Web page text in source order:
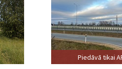
Piedāvā tikai